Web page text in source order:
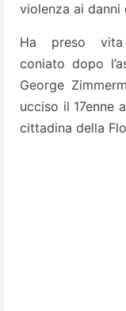
violenza ai danni
Ha preso vita
coniato dopo
George
ucciso il 17enne
cittadina della